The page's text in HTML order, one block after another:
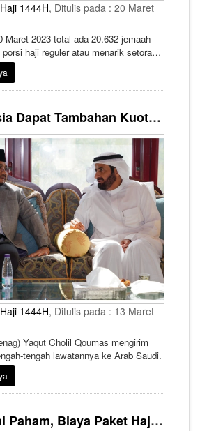
Haji 1444H, Ditulis pada : 20 Maret
Maret 2023 total ada 20.632 jemaah
haji reguler atau menarik setoran
Sah! Indonesia Dapat Tambahan Kuota Petugas Haji Tahun Ini
Haji 1444H, Ditulis pada : 13 Maret
Yaqut Cholil Qoumas mengirim
tengah lawatannya ke Arab Saudi.
Jangan Gagal Paham, Biaya Paket Haji Khusus Bukan Rp123 Juta!